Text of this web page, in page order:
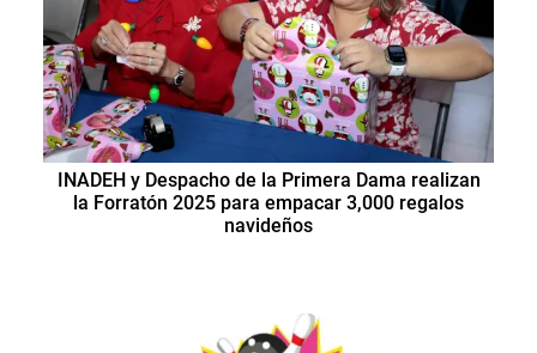
INADEH y Despacho de la Primera Dama realizan
la Forratón 2025 para empacar 3,000 regalos
navideños